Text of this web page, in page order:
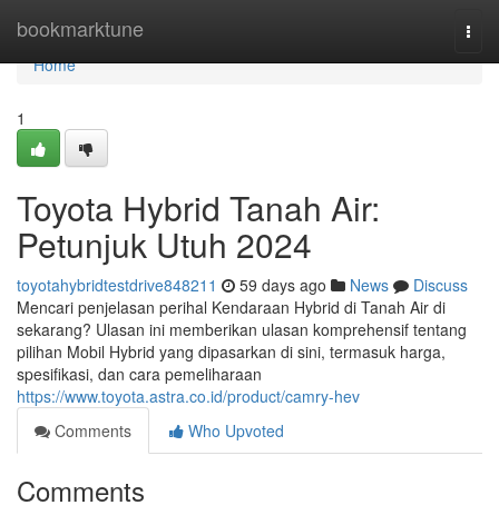
bookmarktune
Home
Home
1
Toyota Hybrid Tanah Air:
Petunjuk Utuh 2024
toyotahybridtestdrive848211 59 days ago News
Discuss
Mencari penjelasan perihal Kendaraan Hybrid di Tanah Air di
sekarang? Ulasan ini memberikan ulasan komprehensif tentang
pilihan Mobil Hybrid yang dipasarkan di sini, termasuk harga,
spesifikasi, dan cara pemeliharaan
https://www.toyota.astra.co.id/product/camry-hev
Comments
Who Upvoted
Comments